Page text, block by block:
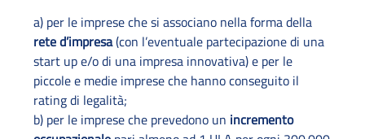
a) per le imprese che si associano nella forma della
rete d’impresa(con l’eventuale partecipazione di una
start up e/o di una impresa innovativa) e per le
piccole e medie imprese che hanno conseguito il
rating di legalità;
b) per le imprese che prevedono un incremento